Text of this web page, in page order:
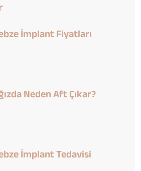
İmplant Fiyatları
Neden Aft Çıkar?
İmplant Tedavisi